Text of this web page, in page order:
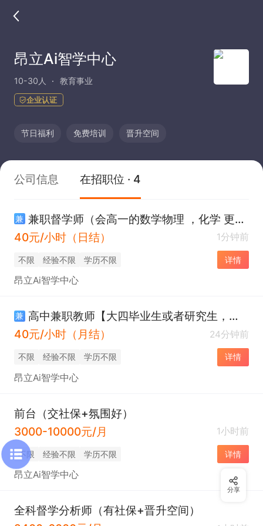
昂立Ai智学中心
10-30人 教育事业
企业认证
节日福利 免费培训 晋升空间
公司信息 在招职位 · 4
兼
兼职督学师（会高一的数学物理 ，化学 更好➕40元/小时）
40元/小时（日结）
1分钟前
不限 经验不限 学历不限 详情
昂立Ai智学中心
兼
高中兼职教师【大四毕业生或者研究生，教师更好】
40元/小时（月结）
24分钟前
不限 经验不限 学历不限 详情
昂立Ai智学中心
前台（交社保+氛围好）
3000-10000元/月
1小时前
不限 经验不限 学历不限 详情
昂立Ai智学中心
全科督学分析师（有社保+晋升空间）
分享